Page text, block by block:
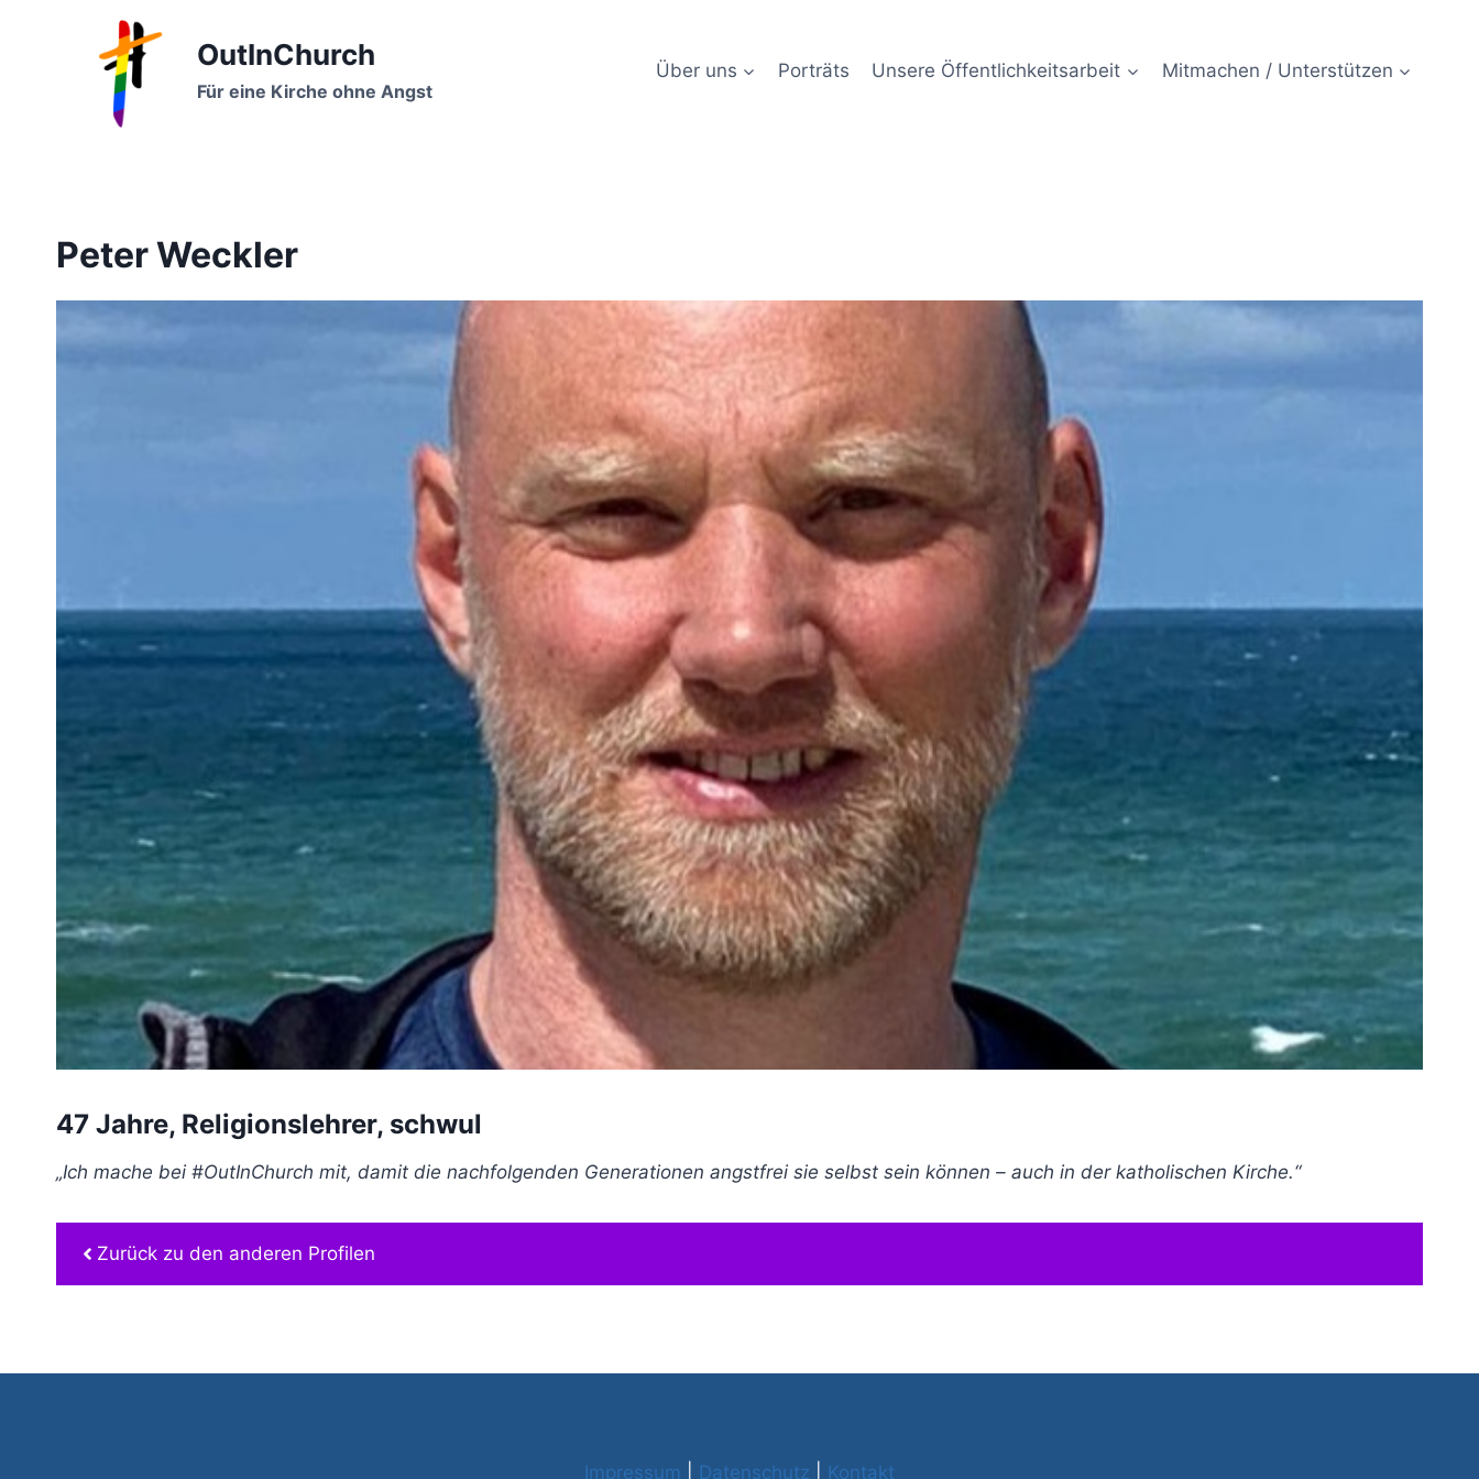
OutInChurch
Für eine Kirche ohne Angst
Über uns Porträts Unsere Öffentlichkeitsarbeit Mitmachen / Unterstützen
Peter Weckler
47 Jahre, Religionslehrer, schwul
„Ich mache bei #OutInChurch mit, damit die nachfolgenden Generationen angstfrei sie selbst sein können – auch in der katholischen Kirche.“
Zurück zu den anderen Profilen
Impressum Datenschutz Kontakt